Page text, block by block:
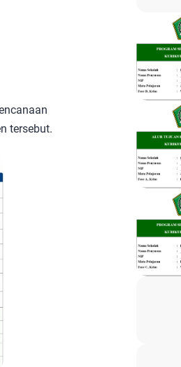
tersebut.